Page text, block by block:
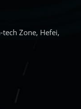
Zone, Hefei,